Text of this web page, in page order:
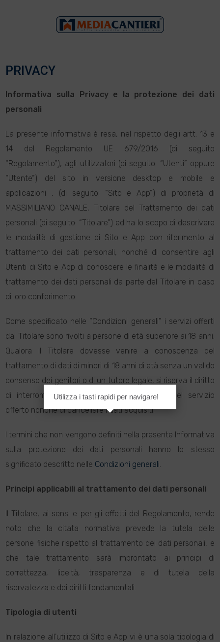
PRIVACY
Informativa sulla Privacy e la protezione dei dati
personali
La presente informativa è resa, nel rispetto degli artt. 13 e
14 del Regolamento UE 679/2016 (di seguito
“Regolamento”), agli utilizzatori (di seguito: “Utenti” oppure
“Utente”) del sito in versione desktop e mobile e
applicazioni , (di seguito: “Sito e App”) di proprietà di
MASSIMILIANO CANALE, Titolare del Trattamento dei dati
personali (di seguito: “Titolare”) ed ha lo scopo di descrivere
le modalità di gestione di Sito e App con riferimento al
trattamento dei dati personali, nonché di consentire agli
Utenti di Sito e App di conoscere le finalità e le modalità di
trattamento dei dati personali da parte del Titolare in caso
di loro conferimento.
Come specificato nelle “Condizioni generali” i servizi offerti
dal Titolare sono rivolti a persone di età superiore ai 18 anni.
Qualora il Titolare dovesse venire a conoscenza del
trattamento di dati di minori di 18 anni di età senza un valido
consenso dei genitori o di un tutore legale, si riserva il diritto
di interrompere unilateralmente la fruizione del servizio
offerto nonché di cancellare i dati acquisiti.
I termini che non vengono definiti nella presente Informativa
sulla protezione dei dati personali hanno lo stesso
significato descritto nelle Condizioni generali.
Principi applicabili al trattamento dei dati personali
Il Titolare, ai sensi e per gli effetti del Regolamento, rende
noto che la citata normativa prevede la tutela delle
persone fisiche rispetto al trattamento dei dati personali, e
che tale trattamento sarà improntato ai principi di
correttezza, liceità, trasparenza e di tutela della
riservatezza e dei diritti fondamentali.
Tipologia di utenti
In relazione all'utilizzo di Sito e App vi è una sola tipologia di
Utilizza i tasti rapidi per navigare!